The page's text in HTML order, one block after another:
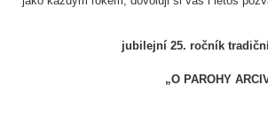
jubilejní 25. ročník
„O PAROHY